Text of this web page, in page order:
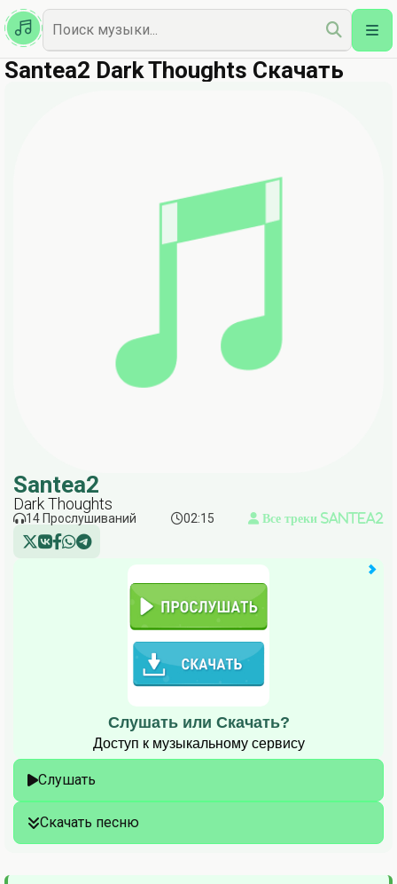
Казахская
Наш Топ
Santea2 Dark Thoughts Скачать
Santea2
Dark Thoughts
14 Прослушиваний 02:15 Все треки Santea2
Слушать или Скачать?
Доступ к музыкальному сервису
Слушать
Скачать песню